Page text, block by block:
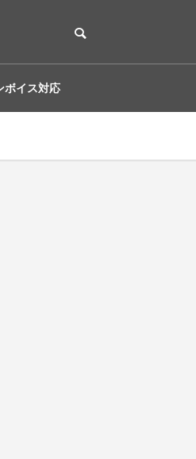
ボイス対応